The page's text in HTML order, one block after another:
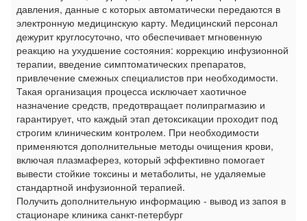
давления, данные с которых автоматически передаются в
электронную медицинскую карту. Медицинский персонал
дежурит круглосуточно, что обеспечивает мгновенную
реакцию на ухудшение состояния: коррекцию инфузионной
терапии, введение симптоматических препаратов,
привлечение смежных специалистов при необходимости.
Такая организация процесса исключает хаотичное
назначение средств, предотвращает полипрагмазию и
гарантирует, что каждый этап детоксикации проходит под
строгим клиническим контролем. При необходимости
применяются дополнительные методы очищения крови,
включая плазмаферез, который эффективно помогает
вывести стойкие токсины и метаболиты, не удаляемые
стандартной инфузионной терапией.
Получить дополнительную информацию - вывод из запоя в
стационаре клиника санкт-петербург